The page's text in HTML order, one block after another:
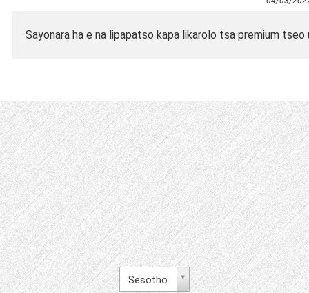
Sayonara ha e na lipapatso kapa likarolo tsa premium
Sesotho